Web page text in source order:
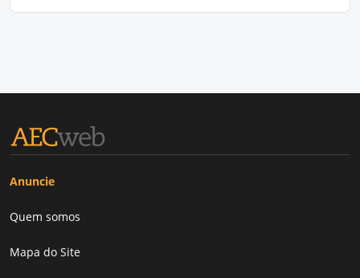
Anuncie
Quem somos
Mapa do Site